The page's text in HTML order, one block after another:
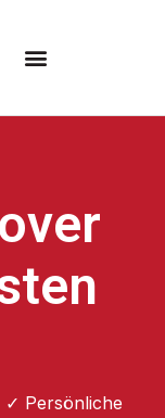
✓ Persönliche